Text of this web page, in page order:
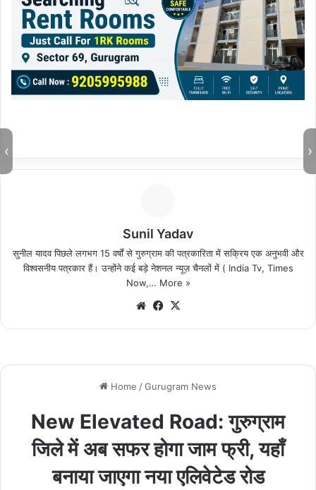
Sunil Yadav
सुनील यादव पिछले लगभग 15 वर्षों से गुरुग्राम की पत्रकारिता में सक्रिय एक अनुभवी और
विश्वसनीय पत्रकार हैं। उन्होंने कई बड़े नेशनल न्यूज़ चैनलों में ( India Tv, Times
Now,… More »
We Fa
‹ ›